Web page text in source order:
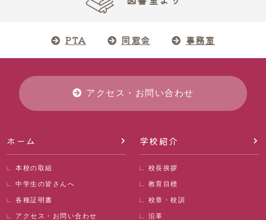
PTA 同窓会 事務室
アクセス・お問い合わせ
ホーム
本校の取組
中学生の皆さんへ
各種証明書
アクセス・お問い合わせ
学校紹介
校長挨拶
教育目標
校章・校訓
沿革